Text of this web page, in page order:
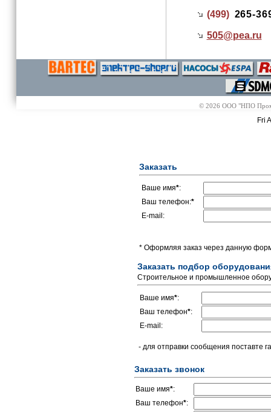
(499) 265-
505@pea.ru
© 2026 ООО "НПО
Fri
Заказать
Ваше имя*:
Ваш телефон:*
E-mail:
* Оформляя заказ через данную
Заказать подбор
Строительное и промышленное
Ваше имя*:
Ваш телефон*:
E-mail:
- для отправки сообщения поставте
Заказать звонок
Ваше имя*:
Ваш телефон*: